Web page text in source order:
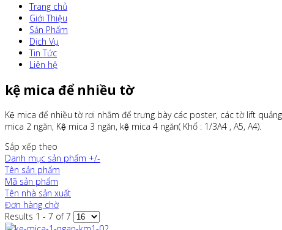
Trang chủ
Giới Thiệu
Sản Phẩm
Dịch Vụ
Tin Tức
Liên hệ
kệ mica để nhiều tờ
Kệ mica để nhiều tờ rơi nhằm để trưng bày các poster, các tờ lift
mica 2 ngăn, Kệ mica 3 ngăn, kệ mica 4 ngăn( Khổ : 1/3A4 , A5, A4).
Sắp xếp theo
Danh mục sản phẩm +/-
Tên sản phẩm
Mã sản phẩm
Tên nhà sản xuất
Đơn hàng chờ
Results 1 - 7 of 7